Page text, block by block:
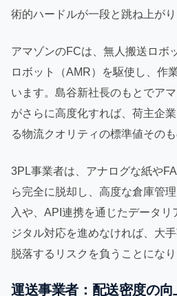
術的ハードルが一段と跳ね上がり
アマゾンのFCは、無人搬送ロボ
ロボット（AMR）を駆使し、作
います。島谷新社長のもとでア
がさらに高度化すれば、荷主企
る物流クオリティの標準値その
3PL事業者は、アナログな紙や
ら完全に脱却し、高度な倉庫管
入や、API連携を通じたデータ
ジタル対応を進めなければ、大
脱落するリスクを負うことになり
運送事業者：配送密度の